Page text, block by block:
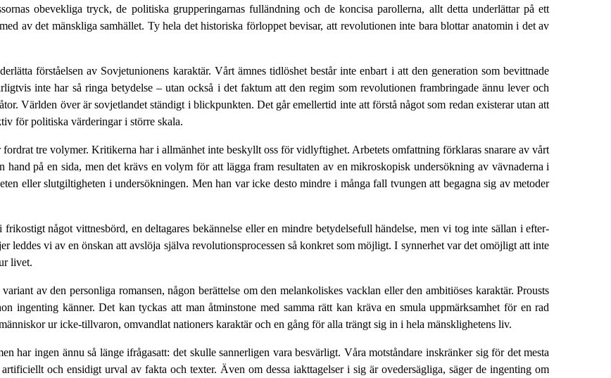
obevekliga tryck, de politiska grupperingarnas fulländning och de koncisa parollerna, allt detta underlättar på ett
av det mänskliga samhället. Ty hela det historiska förloppet bevisar, att revolutionen inte bara blottar anatomin i det av
förståelsen av Sovjet­unionens karaktär. Vårt ämnes tidlöshet består inte enbart i att den generation som bevittnade
inte har så ringa betydelse – utan också i det faktum att den regim som revolutionen frambringade ännu lever och
Världen över är sovjetlandet ständigt i blickpunkten. Det går emellertid inte att förstå något som redan existerar utan att
för politiska värderingar i större skala.
tre volymer. Kritikerna har i allmänhet inte beskyllt oss för vidlyftighet. Arbetets omfattning förklaras snarare av vårt
hand på en sida, men det krävs en volym för att lägga fram resultaten av en mikroskopisk undersökning av vävnaderna i
eller slutgiltigheten i undersök­ningen. Men han var icke desto mindre i många fall tvungen att begagna sig av metoder
något vittnesbörd, en deltagares bekännelse eller en mindre betydelsefull händelse, men vi tog inte sällan i efter­
leddes vi av en önskan att avslöja själva revolutionsprocessen så konkret som möjligt. I synnerhet var det omöjligt att inte
livet.
av den personliga romansen, någon berättelse om den melankoliskes vacklan eller den ambitiöses karaktär. Prousts
ingenting känner. Det kan tyckas att man åtminstone med samma rätt kan kräva en smula uppmärksamhet för en rad
ur icke-tillvaron, omvandlat nationers karaktär och en gång för alla trängt sig in i hela mänsklighetens liv.
har ingen ännu så länge ifrågasatt: det skulle sannerligen vara besvärligt. Våra motståndare inskränker sig för det mesta
och ensidigt urval av fakta och texter. Även om dessa iakttagelser i sig är ovedersägliga, säger de ingenting om